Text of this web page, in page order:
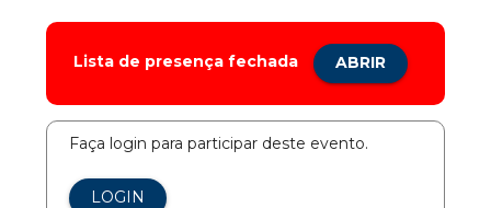
Lista de presença fechada ABRIR
Faça login para participar deste evento.
LOGIN